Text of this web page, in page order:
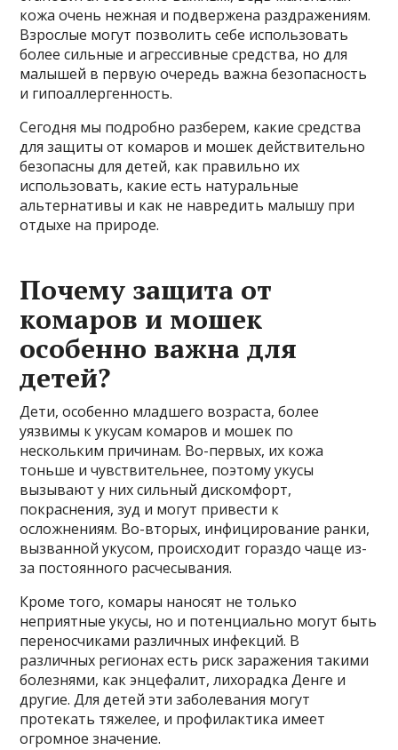
кожа очень нежная и подвержена раздражениям.
Взрослые могут позволить себе использовать
более сильные и агрессивные средства, но для
малышей в первую очередь важна безопасность
и гипоаллергенность.
Сегодня мы подробно разберем, какие средства
для защиты от комаров и мошек действительно
безопасны для детей, как правильно их
использовать, какие есть натуральные
альтернативы и как не навредить малышу при
отдыхе на природе.
Почему защита от
комаров и мошек
особенно важна для
детей?
Дети, особенно младшего возраста, более
уязвимы к укусам комаров и мошек по
нескольким причинам. Во-первых, их кожа
тоньше и чувствительнее, поэтому укусы
вызывают у них сильный дискомфорт,
покраснения, зуд и могут привести к
осложнениям. Во-вторых, инфицирование ранки,
вызванной укусом, происходит гораздо чаще из-
за постоянного расчесывания.
Кроме того, комары наносят не только
неприятные укусы, но и потенциально могут быть
переносчиками различных инфекций. В
различных регионах есть риск заражения такими
болезнями, как энцефалит, лихорадка Денге и
другие. Для детей эти заболевания могут
протекать тяжелее, и профилактика имеет
огромное значение.